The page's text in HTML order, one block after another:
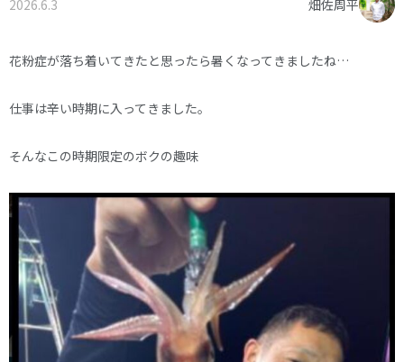
お電話でのご相談はお気軽に
TEL.0574-60-1161
受付時間：9:00～17:00
オーナー様へ
資料請求・お問い合わせ
2026.6.3 畑佐周平
花粉症が落ち着いてきたと思ったら暑くなってきましたね…
仕事は辛い時期に入ってきました。
そんなこの時期限定のボクの趣味